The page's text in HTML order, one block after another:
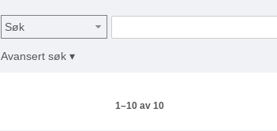
Søk
Avansert søk ▾
1–10 av 10